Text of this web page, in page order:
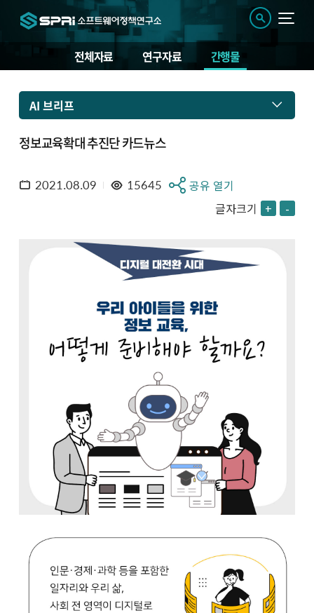
전체자료 연구자료 간행물
AI 브리프
정보교육확대 추진단 카드뉴스
2021.08.09 15645
공유 열기
글자크기 + -